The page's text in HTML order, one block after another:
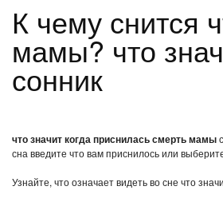
К чему снится что значит когда приснилась смерть
мамы? что
сонник
что значит когда приснилась смерть мамы
сна введите что вам приснилось или
Узнайте, что означает видеть во сне что